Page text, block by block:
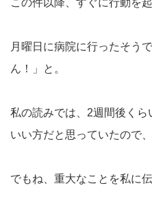
この件以降、すぐに行動を
月曜日に病院に行ったそう
ん！」と。
私の読みでは、2週間後く
いい方だと思っていたので
でもね、重大なことを私に